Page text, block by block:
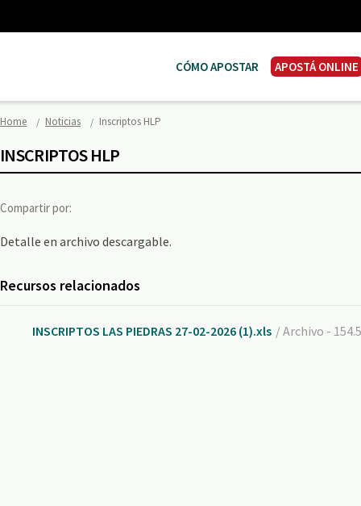
CÓMO APOSTAR APOSTÁ ONLINE
Home Noticias Inscriptos HLP
INSCRIPTOS HLP
Compartir por:
Detalle en archivo descargable.
Recursos relacionados
INSCRIPTOS LAS PIEDRAS 27-02-2026 (1).xls / Archivo -